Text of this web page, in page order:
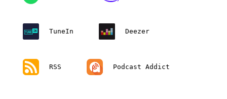
TuneIn Deezer
RSS Podcast Addict